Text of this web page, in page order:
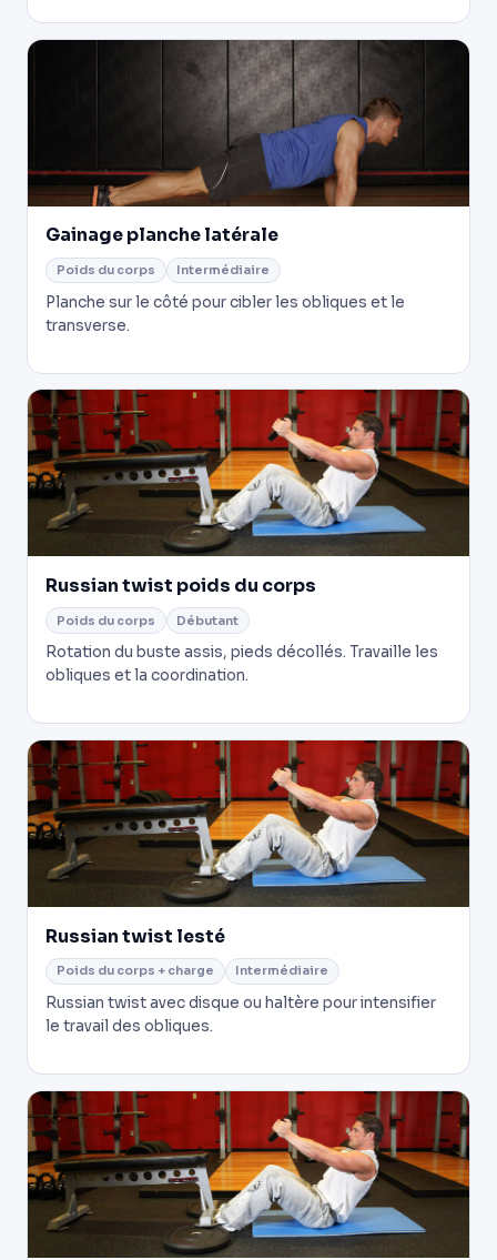
Gainage planche latérale
Poids du corps Intermédiaire
Planche sur le côté pour cibler les obliques et le
transverse.
Russian twist poids du corps
Poids du corps Débutant
Rotation du buste assis, pieds décollés. Travaille les
obliques et la coordination.
Russian twist lesté
Poids du corps + charge Intermédiaire
Russian twist avec disque ou haltère pour intensifier
le travail des obliques.